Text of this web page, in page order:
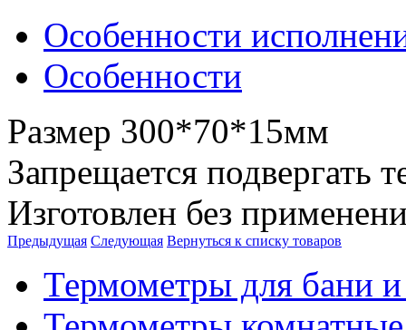
Особенности
Особенности
Размер 300*70*15мм
Запрещается подвергать
Изготовлен без
Предыдущая Следующая Вернуться к списку товаров
Термометры для бани